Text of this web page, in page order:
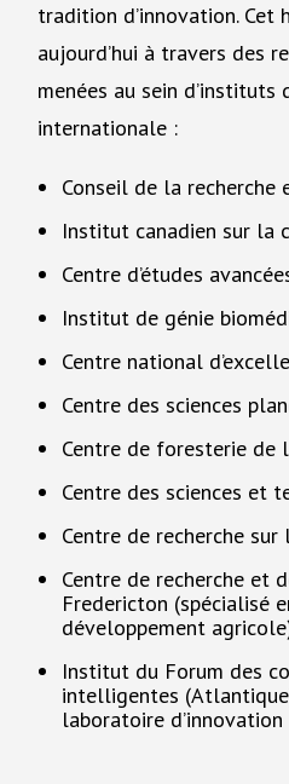
tradition d’innovation. Cet
aujourd’hui à travers des
menées au sein d’instituts
internationale :
Conseil de la
Institut canadien sur la
Centre d’études
Institut de génie
Centre national
Centre des sciences
Centre de foresterie de
Centre des sciences et
Centre de recherche sur
Centre de recherche et
Fredericton (spécialisé
développement
Institut du Forum des
intelligentes
laboratoire d’innovation